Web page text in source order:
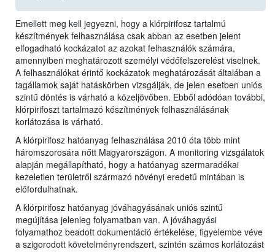
Emellett meg kell jegyezni, hogy a klórpirifosz tartalmú
készítmények felhasználása csak abban az esetben jelent
elfogadható kockázatot az azokat felhasználók számára,
amennyiben meghatározott személyi védőfelszerelést viselnek.
A felhasználókat érintő kockázatok meghatározását általában a
tagállamok saját hatáskörben vizsgálják, de jelen esetben uniós
szintű döntés is várható a közeljövőben. Ebből adódóan további,
klórpirifoszt tartalmazó készítmények felhasználásának
korlátozása is várható.
A klórpirifosz hatóanyag felhasználása 2010 óta több mint
háromszorosára nőtt Magyarországon. A monitoring vizsgálatok
alapján megállapítható, hogy a hatóanyag szermaradékai
kezeletlen területről származó növényi eredetű mintában is
előfordulhatnak.
A klórpirifosz hatóanyag jóváhagyásának uniós szintű
megújítása jelenleg folyamatban van. A jóváhagyási
folyamathoz beadott dokumentáció értékelése, figyelembe véve
a szigorodott követelményrendszert, szintén számos korlátozást